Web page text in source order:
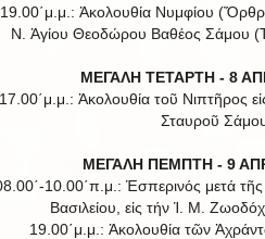
19.00΄μ.μ.: Ἀκολουθία Νυμφίου
Ν. Ἁγίου Θεοδώρου Βαθέος Σάμου
ΜΕΓΑΛΗ ΤΕΤΑΡΤΗ - 8
17.00΄μ.μ.: Ἀκολουθία τοῦ Νιπτῆρος
Σταυροῦ
ΜΕΓΑΛΗ ΠΕΜΠΤΗ - 9
10.00΄π.μ.: Ἑσπερινός μετά τῆς
Βασιλείου, εἰς τήν Ἱ. Μ.
19.00΄μ.μ.: Ἀκολουθία τῶν